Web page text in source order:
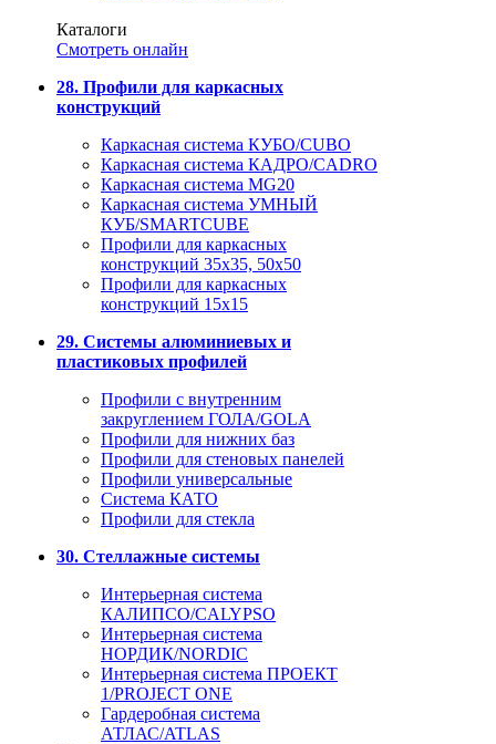
Каталоги
Смотреть онлайн
28. Профили для каркасных
конструкций
Каркасная система КУБО/CUBO
Каркасная система КАДРО/CADRO
Каркасная система MG20
Каркасная система УМНЫЙ
КУБ/SMARTCUBE
Профили для каркасных
конструкций 35x35, 50x50
Профили для каркасных
конструкций 15х15
29. Системы алюминиевых и
пластиковых профилей
Профили с внутренним
закруглением ГОЛА/GOLA
Профили для нижних баз
Профили для стеновых панелей
Профили универсальные
Система КАТО
Профили для стекла
30. Стеллажные системы
Интерьерная система
КАЛИПСО/CALYPSO
Интерьерная система
НОРДИК/NORDIC
Интерьерная система ПРОЕКТ
1/PROJECT ONE
Гардеробная система
АТЛАС/ATLAS